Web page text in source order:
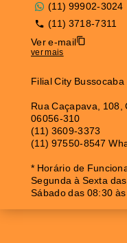
(11) 99902-3024
(11) 3718-7311
Ver e-mail
ver mais
Filial City Bussocaba
Rua Caçapava, 108,
06056-310
(11) 3609-3373
(11) 97550-8547
* Horário de
Segunda à Sexta
Sábado das 08:30